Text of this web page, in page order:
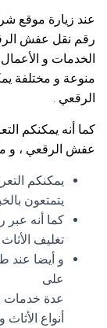
عند زيارة موقع
رقم نقل عفش
الخدمات و
منوعة و مختلفة
الرقعي .
كما أنه يمكنكم
عفش الرقعي ، و
يمكنكم
يتمتعون
كما أنه
تغليف
و أيضا
على
عدة خدمات
أنواع